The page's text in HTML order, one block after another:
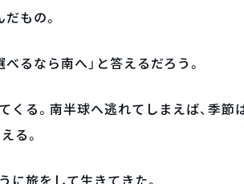
もの。
べるなら南へ」と答えるだろう。
くる。南半球へ逃れてしまえば、季節
る。
に旅をして生きてきた。